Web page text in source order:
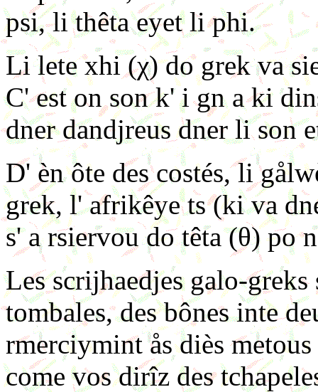
psi, li thêta eyet li phi.
Li lete xhi (χ) do grek va
C' est on son k' i gn a ki
dner dandjreus dner li son
D' èn ôte des costés, li
grek, l' afrikêye ts (ki va
s' a rsiervou do têta (θ) po
Les scrijhaedjes galo-
tombales, des bônes inte
rmerciymint ås diès
come vos dirîz des